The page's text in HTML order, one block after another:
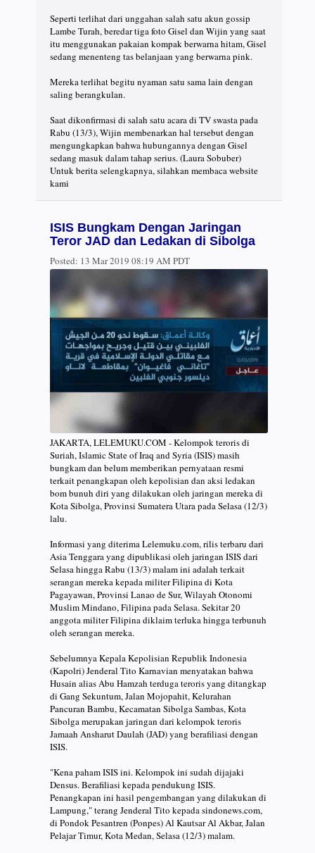
Seperti terlihat dari unggahan salah satu akun gossip
Lambe Turah, beredar tiga foto Gisel dan Wijin yang saat
itu menggunakan pakaian kompak berwarna hitam, Gisel
sedang menenteng tas belanjaan yang berwarna pink.
Mereka terlihat begitu nyaman satu sama lain dengan
saling berangkulan.
Saat dikonfirmasi di salah satu acara di TV swasta pada
Rabu (13/3), Wijin membenarkan hal tersebut dengan
mengungkapkan bahwa hubungannya dengan Gisel
sedang masuk dalam tahap serius. (Laura Sobuber)
Untuk berita selengkapnya, silahkan membaca website
kami
ISIS Bungkam Dengan Jaringan
Teror JAD dan Ledakan di Sibolga
Posted: 13 Mar 2019 08:19 AM PDT
JAKARTA, LELEMUKU.COM - Kelompok teroris di
Suriah, Islamic State of Iraq and Syria (ISIS) masih
bungkam dan belum memberikan pernyataan resmi
terkait penangkapan oleh kepolisian dan aksi ledakan
bom bunuh diri yang dilakukan oleh jaringan mereka di
Kota Sibolga, Provinsi Sumatera Utara pada Selasa (12/3)
lalu.
Informasi yang diterima Lelemuku.com, rilis terbaru dari
Asia Tenggara yang dipublikasi oleh jaringan ISIS dari
Selasa hingga Rabu (13/3) malam ini adalah terkait
serangan mereka kepada militer Filipina di Kota
Pagayawan, Provinsi Lanao de Sur, Wilayah Otonomi
Muslim Mindano, Filipina pada Selasa. Sekitar 20
anggota militer Filipina diklaim terluka hingga terbunuh
oleh serangan mereka.
Sebelumnya Kepala Kepolisian Republik Indonesia
(Kapolri) Jenderal Tito Karnavian menyatakan bahwa
Husain alias Abu Hamzah terduga teroris yang ditangkap
di Gang Sekuntum, Jalan Mojopahit, Kelurahan
Pancuran Bambu, Kecamatan Sibolga Sambas, Kota
Sibolga merupakan jaringan dari kelompok teroris
Jamaah Ansharut Daulah (JAD) yang berafiliasi dengan
ISIS.
"Kena paham ISIS ini. Kelompok ini sudah dijajaki
Densus. Berafiliasi kepada pendukung ISIS.
Penangkapan ini hasil pengembangan yang dilakukan di
Lampung," terang Jenderal Tito kepada sindonews.com,
di Pondok Pesantren (Ponpes) Al Kautsar Al Akbar, Jalan
Pelajar Timur, Kota Medan, Selasa (12/3) malam.